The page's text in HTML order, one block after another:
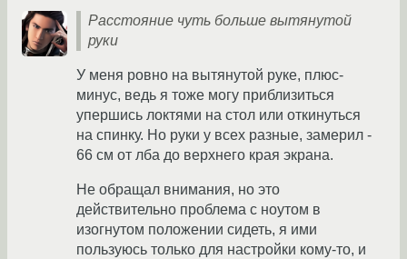
Расстояние чуть больше вытянутой
руки
У меня ровно на вытянутой руке, плюс-
минус, ведь я тоже могу приблизиться
упершись локтями на стол или откинуться
на спинку. Но руки у всех разные, замерил -
66 см от лба до верхнего края экрана.
Не обращал внимания, но это
действительно проблема с ноутом в
изогнутом положении сидеть, я ими
пользуюсь только для настройки кому-то, и